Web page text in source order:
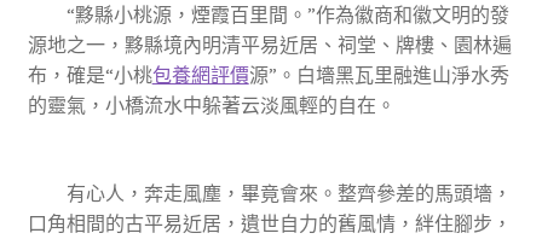
“黟縣小桃源，煙霞百里間。”作為徽商和徽文明的發
源地之一，黟縣境內明清平易近居、祠堂、牌樓、園林遍
布，確是“小桃包養網評價源”。白墻黑瓦里融進山淨水秀
的靈氣，小橋流水中躲著云淡風輕的自在。
有心人，奔走風塵，畢竟會來。整齊參差的馬頭墻，
口角相間的古平易近居，遺世自力的舊風情，絆住腳步，